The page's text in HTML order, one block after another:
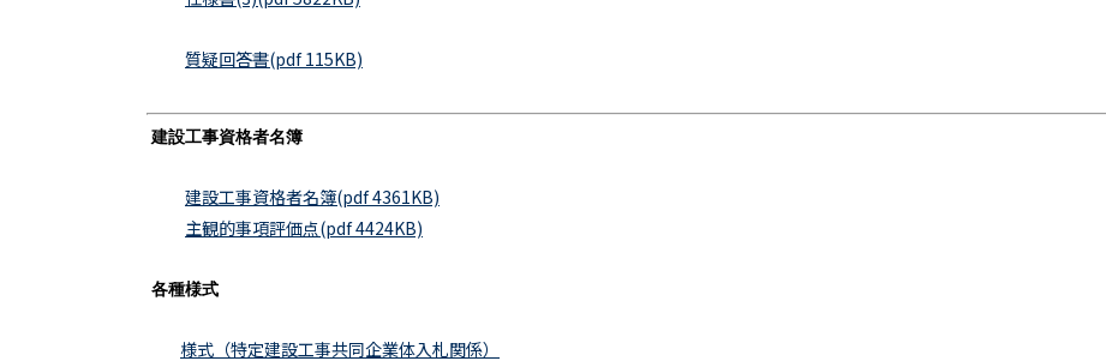
質疑回答書(pdf 115KB)
建設工事資格者名簿
建設工事資格者名簿(pdf 4361KB)
主観的事項評価点(pdf 4424KB)
各種様式
様式（特定建設工事共同企業体入札関係）